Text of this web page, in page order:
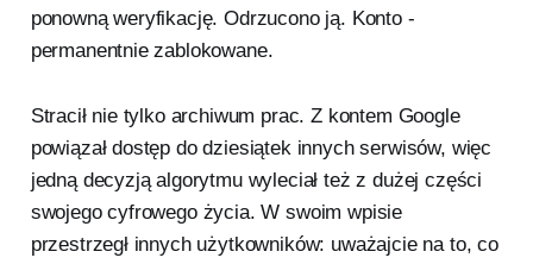
ponowną weryfikację. Odrzucono ją. Konto -
permanentnie zablokowane.
Stracił nie tylko archiwum prac. Z kontem Google
powiązał dostęp do dziesiątek innych serwisów, więc
jedną decyzją algorytmu wyleciał też z dużej części
swojego cyfrowego życia. W swoim wpisie
przestrzegł innych użytkowników: uważajcie na to, co